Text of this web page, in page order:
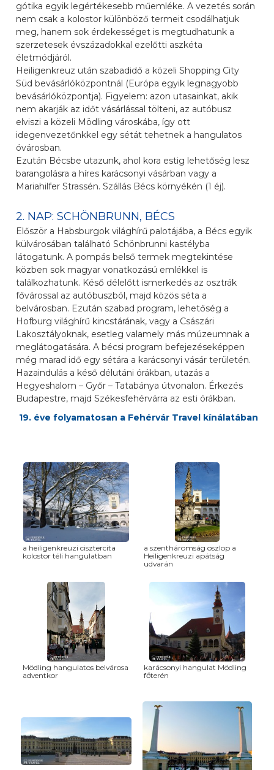
gótika egyik legértékesebb műemléke. A vezetés során
nem csak a kolostor különböző termeit csodálhatjuk
meg, hanem sok érdekességet is megtudhatunk a
szerzetesek évszázadokkal ezelőtti aszkéta
életmódjáról.
Heiligenkreuz után szabadidő a közeli Shopping City
Süd bevásárlóközpontnál (Európa egyik legnagyobb
bevásárlóközpontja). Figyelem: azon utasainkat, akik
nem akarják az időt vásárlással tölteni, az autóbusz
elviszi a közeli Mödling városkába, így ott
idegenvezetőnkkel egy sétát tehetnek a hangulatos
óvárosban.
Ezután Bécsbe utazunk, ahol kora estig lehetőség lesz
barangolásra a híres karácsonyi vásárban vagy a
Mariahilfer Strassén. Szállás Bécs környékén (1 éj).
2. NAP: SCHÖNBRUNN, BÉCS
Először a Habsburgok világhírű palotájába, a Bécs egyik
külvárosában található Schönbrunni kastélyba
látogatunk. A pompás belső termek megtekintése
közben sok magyar vonatkozású emlékkel is
találkozhatunk. Késő délelőtt ismerkedés az osztrák
fővárossal az autóbuszból, majd közös séta a
belvárosban. Ezután szabad program, lehetőség a
Hofburg világhírű kincstárának, vagy a Császári
Lakosztályoknak, esetleg valamely más múzeumnak a
meglátogatására. A bécsi program befejezéseképpen
még marad idő egy sétára a karácsonyi vásár területén.
Hazaindulás a késő délutáni órákban, utazás a
Hegyeshalom – Győr – Tatabánya útvonalon. Érkezés
Budapestre, majd Székesfehérvárra az esti órákban.
19. éve folyamatosan a Fehérvár Travel kínálatában
a heiligenkreuzi cisztercita
kolostor téli hangulatban
a szentháromság oszlop a
Heiligenkreuzi apátság
udvarán
Mödling hangulatos belvárosa
adventkor
karácsonyi hangulat Mödling
főterén